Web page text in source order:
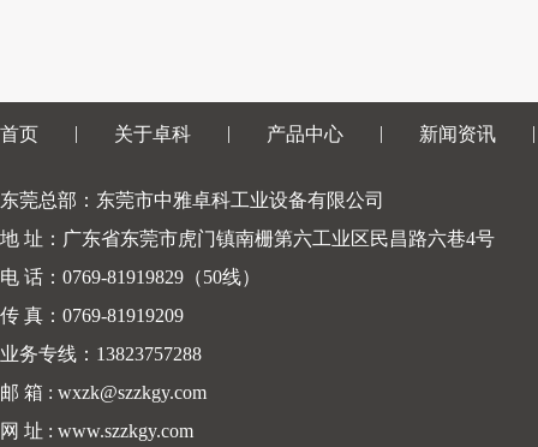
首页 | 关于卓科 | 产品中心 | 新闻资讯 |
东莞总部：东莞市中雅卓科工业设备有限公司
地 址：广东省东莞市虎门镇南栅第六工业区民昌路六巷4号
电 话：0769-81919829（50线）
传 真：0769-81919209
业务专线：13823757288
邮 箱 : wxzk@szzkgy.com
网 址 : www.szzkgy.com